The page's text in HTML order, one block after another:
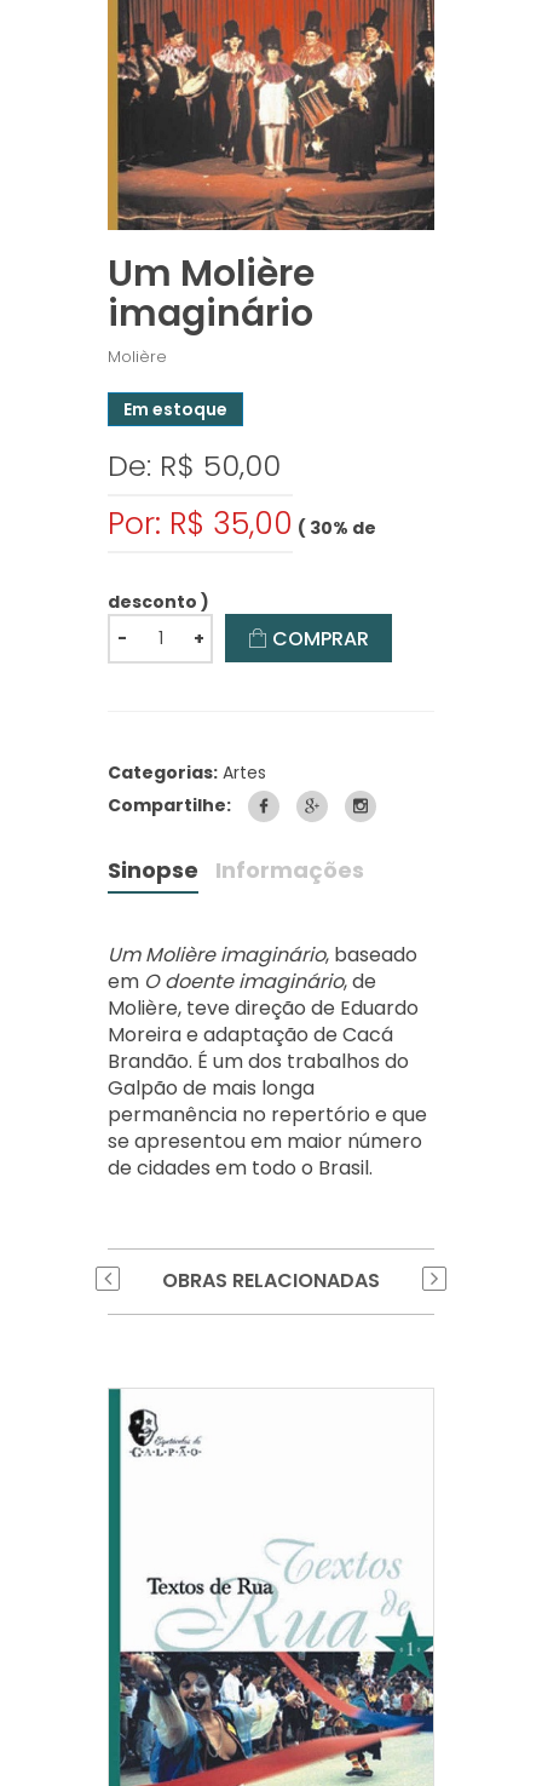
Um Molière
imaginário
Molière
Em estoque
De: R$ 50,00
Por: R$ 35,00 ( 30% de
desconto )
-
+ COMPRAR
Categorias: Artes
Compartilhe:
Sinopse Informações
Um Molière imaginário, baseado
em O doente imaginário, de
Molière, teve direção de Eduardo
Moreira e adaptação de Cacá
Brandão. É um dos trabalhos do
Galpão de mais longa
permanência no repertório e que
se apresentou em maior número
de cidades em todo o Brasil.
OBRAS RELACIONADAS